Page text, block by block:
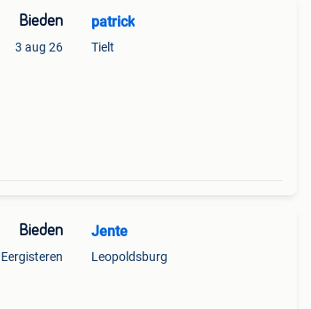
Bieden
3 aug 26
patrick
Tielt
Bieden
Eergisteren
Jente
Leopoldsburg